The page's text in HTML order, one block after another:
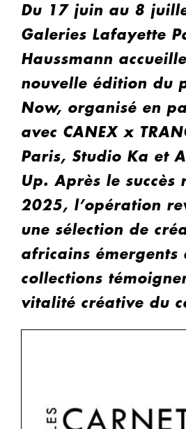
Du 17 juin au 8
Galeries Lafayette
Haussmann
nouvelle édition du
Now, organisé en
avec CANEX x
Paris, Studio Ka et
Up. Après le succès
2025, l’opération
une sélection de
africains émergents
collections
vitalité créative du